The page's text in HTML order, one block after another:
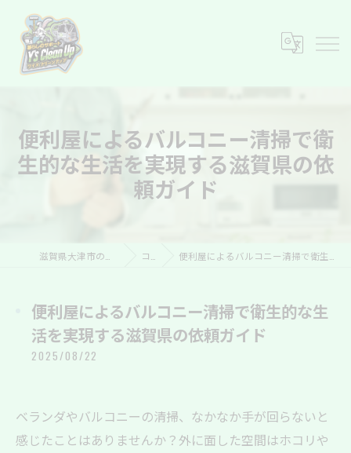
便利屋によるバルコニー清掃で衛
生的な生活を実現する滋賀県の依
頼ガイド
コラム 便利屋によるバルコニー清掃で衛生的な生活を実現する滋賀県の依頼ガイド
便利屋によるバルコニー清掃で衛生的な生
活を実現する滋賀県の依頼ガイド
2025/08/22
ベランダやバルコニーの清掃、なかなか手が回らないと
感じたことはありませんか？外に面した空間はホコリや